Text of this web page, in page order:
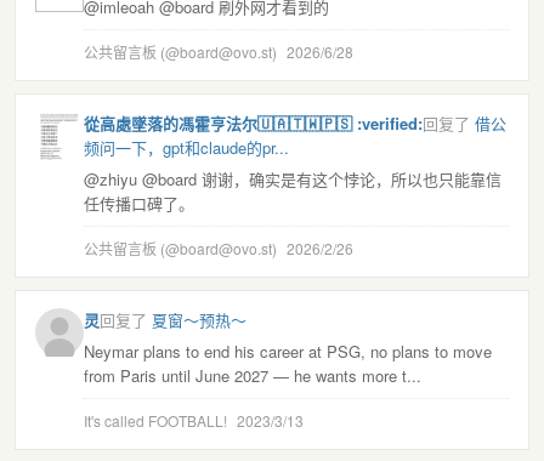
@imleoah @board 刷外网才看到的
公共留言板 (@board@ovo.st) 2026/6/28
從高處墜落的馮霍亨法尔🇺🇦🇹🇼🇵🇸 :verified:回复了 借公
频问一下，gpt和claude的pr...
@zhiyu @board 谢谢，确实是有这个悖论，所以也只能靠信
任传播口碑了。
公共留言板 (@board@ovo.st) 2026/2/26
灵回复了 夏窗～预热～
Neymar plans to end his career at PSG, no plans to move
from Paris until June 2027 — he wants more t...
It's called FOOTBALL! 2023/3/13